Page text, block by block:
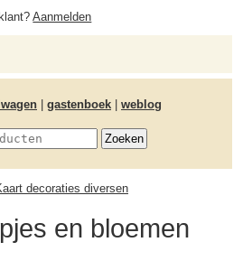
Aanmelden
gastenboek weblog
decoraties diversen
en bloemen